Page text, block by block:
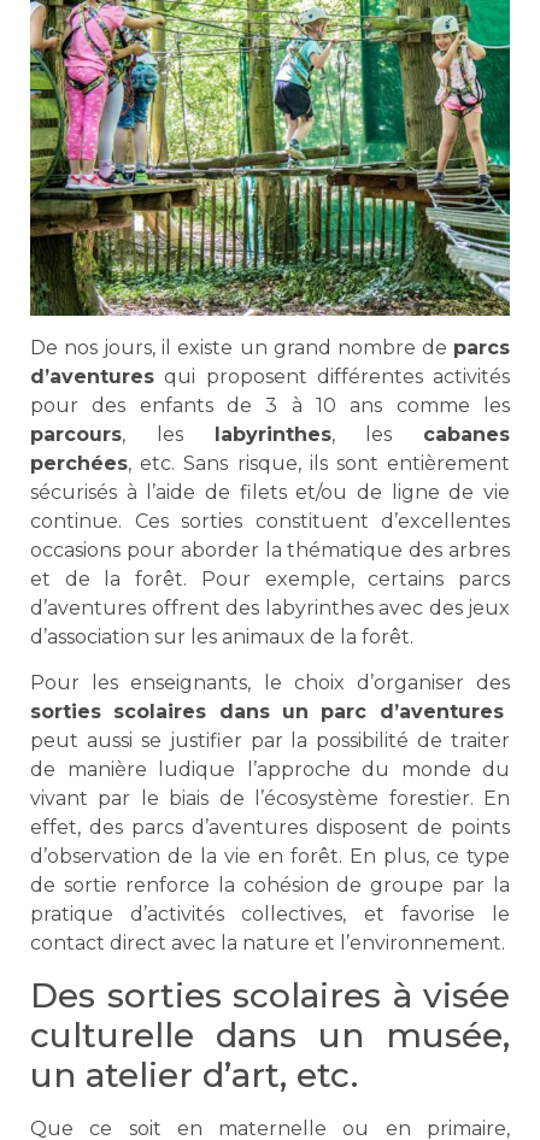
De nos jours, il existe un grand nombre de parcs
d’aventures qui proposent différentes activités
pour des enfants de 3 à 10 ans comme les
parcours, les labyrinthes, les cabanes
perchées, etc. Sans risque, ils sont entièrement
sécurisés à l’aide de filets et/ou de ligne de vie
continue. Ces sorties constituent d’excellentes
occasions pour aborder la thématique des arbres
et de la forêt. Pour exemple, certains parcs
d’aventures offrent des labyrinthes avec des jeux
d’association sur les animaux de la forêt.
Pour les enseignants, le choix d’organiser des
sorties scolaires dans un parc d’aventures
peut aussi se justifier par la possibilité de traiter
de manière ludique l’approche du monde du
vivant par le biais de l’écosystème forestier. En
effet, des parcs d’aventures disposent de points
d’observation de la vie en forêt. En plus, ce type
de sortie renforce la cohésion de groupe par la
pratique d’activités collectives, et favorise le
contact direct avec la nature et l’environnement.
Des sorties scolaires à visée
culturelle dans un musée,
un atelier d’art, etc.
Que ce soit en maternelle ou en primaire,